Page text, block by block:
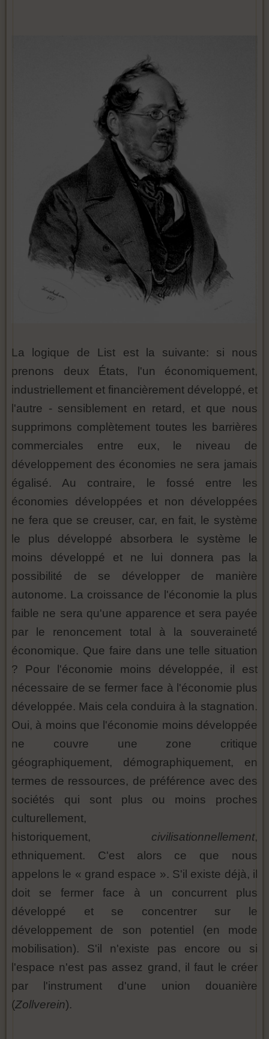
La logique de List est la suivante: si nous
prenons deux États, l'un économiquement,
industriellement et financièrement développé, et
l'autre - sensiblement en retard, et que nous
supprimons complètement toutes les barrières
commerciales entre eux, le niveau de
développement des économies ne sera jamais
égalisé. Au contraire, le fossé entre les
économies développées et non développées
ne fera que se creuser, car, en fait, le système
le plus développé absorbera le système le
moins développé et ne lui donnera pas la
possibilité de se développer de manière
autonome. La croissance de l'économie la plus
faible ne sera qu'une apparence et sera payée
par le renoncement total à la souveraineté
économique. Que faire dans une telle situation
? Pour l'économie moins développée, il est
nécessaire de se fermer face à l'économie plus
développée. Mais cela conduira à la stagnation.
Oui, à moins que l'économie moins développée
ne couvre une zone critique
géographiquement, démographiquement, en
termes de ressources, de préférence avec des
sociétés qui sont plus ou moins proches
culturellement,
historiquement, civilisationnellement,
ethniquement. C'est alors ce que nous
appelons le « grand espace ». S'il existe déjà, il
doit se fermer face à un concurrent plus
développé et se concentrer sur le
développement de son potentiel (en mode
mobilisation). S'il n'existe pas encore ou si
l'espace n'est pas assez grand, il faut le créer
par l'instrument d'une union douanière
(Zollverein).